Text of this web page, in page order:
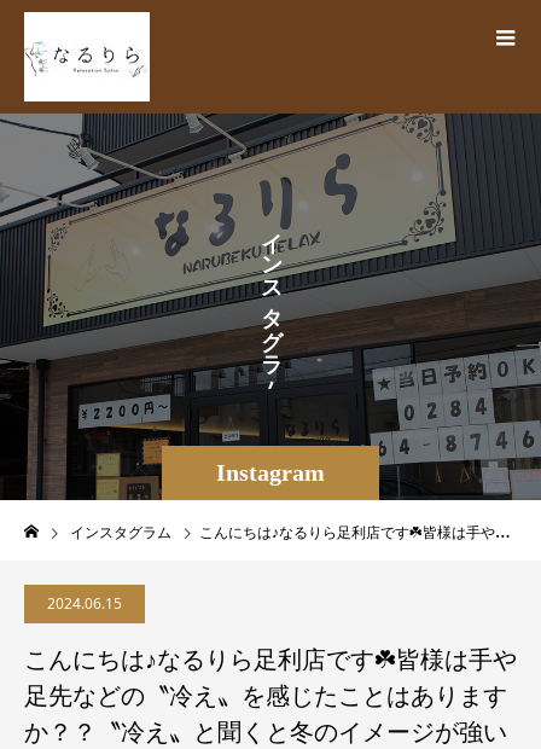
Instagram
イ
ン
ス
タ
グ
ラ
ム
インスタグラム こんにちは♪なるりら足利店です☘️皆様は手や足先などの〝冷え〟を感じたことはありますか？？〝冷え〟と聞くと冬のイメージが強いですが今の時期でも冷房の効きすぎや薄着など様々な原因で冷え性になりやすい季節です冷えからくる身体の不調はたくさんあり〝疲れやすさ〟や〝むくみ〟の原因にも対策法は様々ですが、その中の１つに…〝ツボ押し〟があります♪当店はオイルやクリームを使用したハンドやフットのメニューや〝お得なクーポン〟も発行しておりますので気になる方はチェックしてみてください＊＊＊＊＊出勤情報＆空き情報＊＊＊＊＊6/15(土)さわだ・はなやま・かなや・なかむらゆうき・さかもと・ますだ（出勤順）ご案内全時間受付中 👥ペア・複数名歓迎6/16(日)ふかわ・さわだ・はなやま・すずきさかもと・ゆうき・かわしま・ますだ（出勤順）全時間受付中👥ペア・複数名歓迎＝＝＝＝＝＝＝＝＝＝＝＝＝＝＝＝＝＝＝＝＝＝【リラクゼーションサロン なるりら】栃木県足利市田中町783-2 KSB3🛜https://www.narurira.jp️0284-64-8746️公式LINE検索ID【@270tecfq】#なるりら #narurira #リラク #リラクゼーションサロン #マッサージ #快眠 #浮腫改善 #肩こり解消 #足ツボ #血流促進 #夏バテ解消 #免疫力向上 #筋膜リリース #揉みほぐし #リンパマッサージ #ヘッドマッサージ #オイルマッサージ #足利 #栃木 #ashikaga #足利市 #栃木県足利市 #足利もみほぐし #足利サロン #自律神経 #肩首 #オプション多数 #当日予約OK – from Instagram
2024.06.15
こんにちは♪なるりら足利店です☘️皆様は手や
足先などの〝冷え〟を感じたことはあります
か？？〝冷え〟と聞くと冬のイメージが強い